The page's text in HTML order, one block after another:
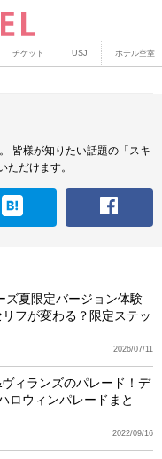
チケット USJ ホテル空室
皆様が知りたい話題の「スキ
ただけます。
ズ夏限定バージョン体験
フが変わる？限定ステッ
2026/07/11
ィランズのパレード！デ
ロウィンパレードまと
2022/09/16